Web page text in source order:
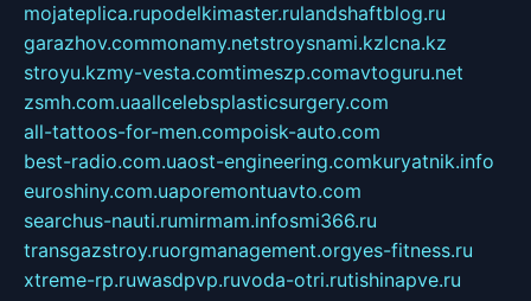
mojateplica.rupodelkimaster.rulandshaftblog.ru
garazhov.commonamy.netstroysnami.kzlcna.kz
stroyu.kzmy-vesta.comtimeszp.comavtoguru.net
zsmh.com.uaallcelebsplasticsurgery.com
all-tattoos-for-men.compoisk-auto.com
best-radio.com.uaost-engineering.comkuryatnik.info
euroshiny.com.uaporemontuavto.com
searchus-nauti.rumirmam.infosmi366.ru
transgazstroy.ruorgmanagement.orgyes-fitness.ru
xtreme-rp.ruwasdpvp.ruvoda-otri.rutishinapve.ru